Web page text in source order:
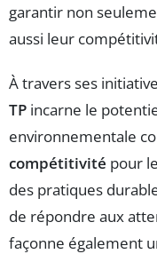
garantir non
aussi leur
À travers ses
TP incarne le
environnementale
compétitivité pour
des pratiques
de répondre aux
façonne également